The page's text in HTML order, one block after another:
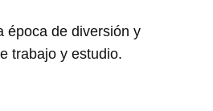
época de diversión y
trabajo y estudio.